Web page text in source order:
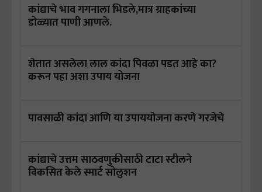
कांद्याचे भाव गगनाला भिडले,मात्र ग्राहकांच्या
डोळ्यात पाणी आणले.
शेतात असलेला लाल कांदा पिवळा पडत आहे का?
करून पहा अशा उपाय योजना
पावसाळी कांदा आणि या उपाययोजना करणे गरजेचे
कांद्याचे उत्तम साठवणुकीसाठी टाटा स्टीलने
विकसित केले स्मार्ट सोलुशन